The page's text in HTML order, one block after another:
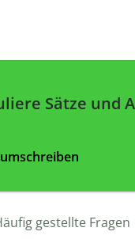
Sätze und
gestellte Fragen